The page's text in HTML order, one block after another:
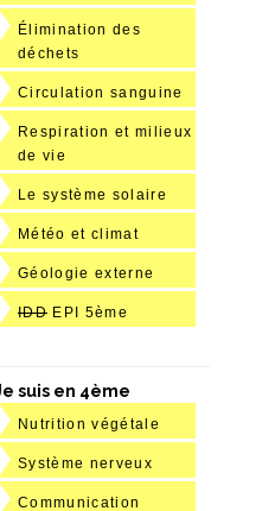
Élimination des
déchets
Circulation sanguine
Respiration et milieux
de vie
Le système solaire
Météo et climat
Géologie externe
IDD EPI 5ème
suis en 4ème
Nutrition végétale
Système nerveux
Communication